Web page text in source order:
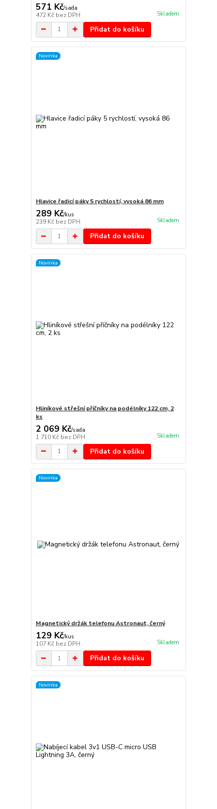
571 Kč/sada
472 Kč bez DPH Skladem
Přidat do košíku
Novinka
Hlavice řadicí páky 5 rychlostí, vysoká 86 mm
289 Kč/kus
239 Kč bez DPH Skladem
Přidat do košíku
Novinka
Hliníkové střešní příčníky na podélníky 122 cm, 2
ks
2 069 Kč/sada
1 710 Kč bez DPH Skladem
Přidat do košíku
Novinka
Magnetický držák telefonu Astronaut, černý
129 Kč/kus
107 Kč bez DPH Skladem
Přidat do košíku
Novinka